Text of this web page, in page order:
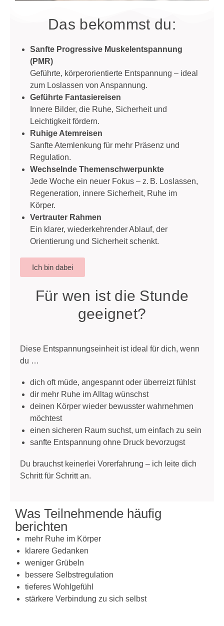
Das bekommst du:
Sanfte Progressive Muskelentspannung
(PMR)
Geführte, körperorientierte Entspannung – ideal
zum Loslassen von Anspannung.
Geführte Fantasiereisen
Innere Bilder, die Ruhe, Sicherheit und
Leichtigkeit fördern.
Ruhige Atemreisen
Sanfte Atemlenkung für mehr Präsenz und
Regulation.
Wechselnde Themenschwerpunkte
Jede Woche ein neuer Fokus – z. B. Loslassen,
Regeneration, innere Sicherheit, Ruhe im
Körper.
Vertrauter Rahmen
Ein klarer, wiederkehrender Ablauf, der
Orientierung und Sicherheit schenkt.
Ich bin dabei
Für wen ist die Stunde
geeignet?
Diese Entspannungseinheit ist ideal für dich, wenn
du …
dich oft müde, angespannt oder überreizt fühlst
dir mehr Ruhe im Alltag wünschst
deinen Körper wieder bewusster wahrnehmen
möchtest
einen sicheren Raum suchst, um einfach zu sein
sanfte Entspannung ohne Druck bevorzugst
Du brauchst keinerlei Vorerfahrung – ich leite dich
Schritt für Schritt an.
Was Teilnehmende häufig
berichten
mehr Ruhe im Körper
klarere Gedanken
weniger Grübeln
bessere Selbstregulation
tieferes Wohlgefühl
stärkere Verbindung zu sich selbst